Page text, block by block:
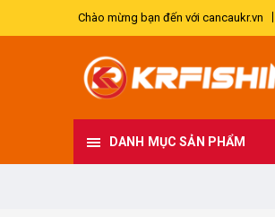
Chào mừng bạn đến với cancaukr.vn
DANH MỤC SẢN PHẨM